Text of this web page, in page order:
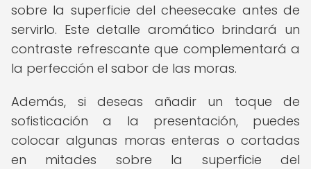
sobre la superficie del cheesecake antes de
servirlo. Este detalle aromático brindará un
contraste refrescante que complementará a
la perfección el sabor de las moras.
Además, si deseas añadir un toque de
sofisticación a la presentación, puedes
colocar algunas moras enteras o cortadas
en mitades sobre la superficie del